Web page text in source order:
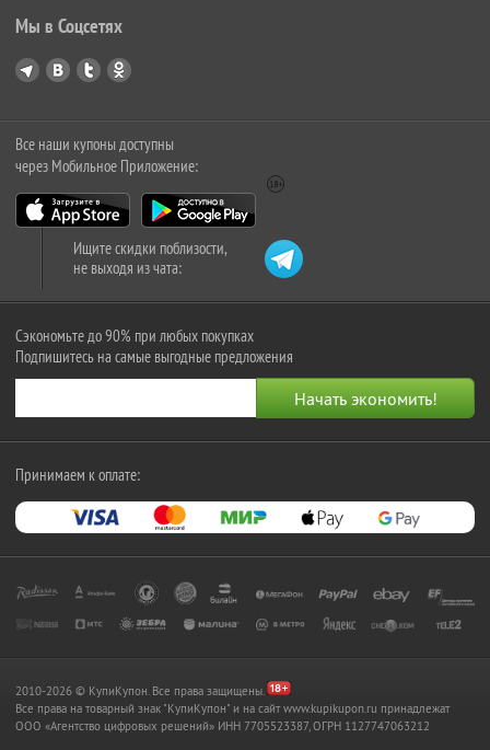
Мы в Соцсетях
Все наши купоны доступны
через Мобильное Приложение:
Ищите скидки поблизости,
не выходя из чата:
Сэкономьте до 90% при любых покупках
Подпишитесь на самые выгодные предложения
Принимаем к оплате:
2010-2026 © КупиКупон. Все права защищены.
Все права на товарный знак "КупиКупон" и на сайт www.kupikupon.ru принадлежат
OOO «Агентство цифровых решений» ИНН 7705523387, ОГРН 1127747063212